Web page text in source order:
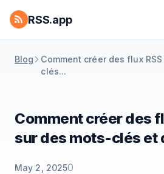
RSS.app
Blog
Comment créer des flux
clés...
Comment créer des
sur des mots-clés et
May 2, 20250